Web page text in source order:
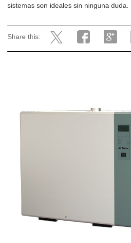
sistemas son ideales sin ninguna duda.
Share this: